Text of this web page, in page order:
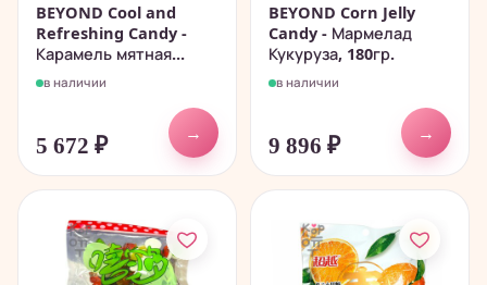
BEYOND Cool and
Refreshing Candy -
Карамель мятная...
в наличии
5 672 ₽
→
BEYOND Corn Jelly
Candy - Мармелад
Кукуруза, 180гр.
в наличии
9 896 ₽
→